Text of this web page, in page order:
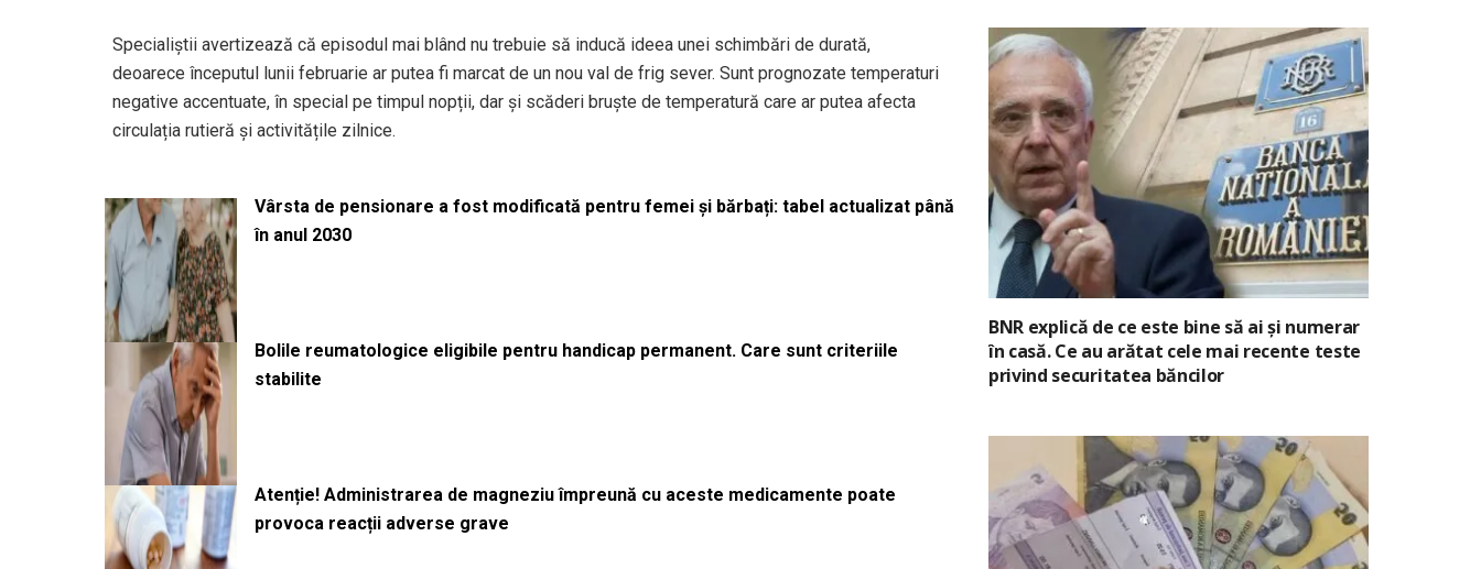
Specialiștii avertizează că episodul mai blând nu trebuie să inducă ideea unei schimbări de durată,
deoarece începutul lunii februarie ar putea fi marcat de un nou val de frig sever. Sunt prognozate temperaturi
negative accentuate, în special pe timpul nopții, dar și scăderi bruște de temperatură care ar putea afecta
circulația rutieră și activitățile zilnice.
Vârsta de pensionare a fost modificată pentru femei și bărbați: tabel actualizat până
în anul 2030
Bolile reumatologice eligibile pentru handicap permanent. Care sunt criteriile
stabilite
Atenție! Administrarea de magneziu împreună cu aceste medicamente poate
provoca reacții adverse grave
BNR explică de ce este bine să ai și numerar
în casă. Ce au arătat cele mai recente teste
privind securitatea băncilor